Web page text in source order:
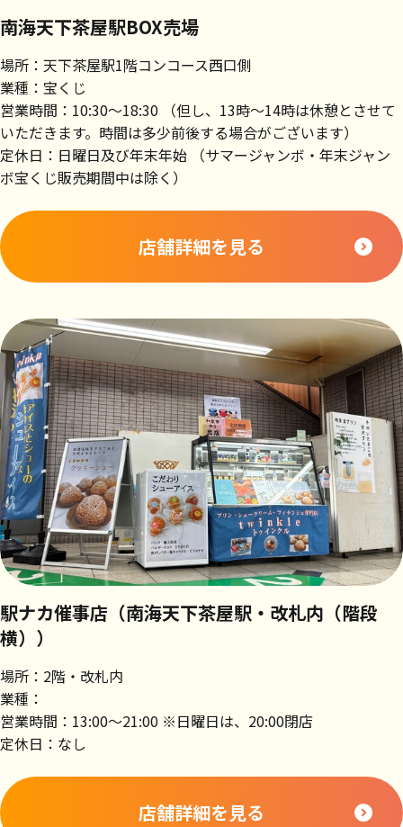
南海天下茶屋駅BOX売場
場所：天下茶屋駅1階コンコース西口側
業種：宝くじ
営業時間：10:30～18:30 （但し、13時～14時は休憩とさせて
いただきます。時間は多少前後する場合がございます）
定休日：日曜日及び年末年始 （サマージャンボ・年末ジャン
ボ宝くじ販売期間中は除く）
店舗詳細を見る
駅ナカ催事店（南海天下茶屋駅・改札内（階段
横））
場所：2階・改札内
業種：
営業時間：13:00～21:00 ※日曜日は、20:00閉店
定休日：なし
店舗詳細を見る